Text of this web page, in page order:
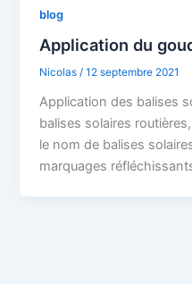
blog
Application du
Nicolas/12 septembre 2021
Application des balises
balises solaires
le nom de balises
marquages